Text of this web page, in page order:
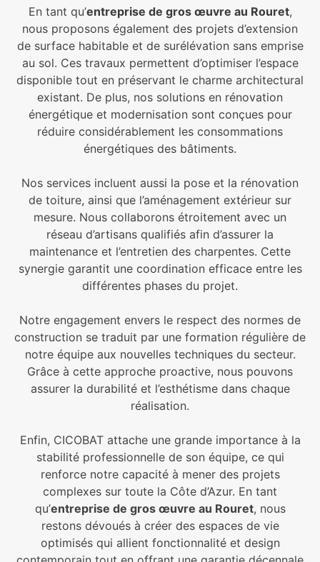
En tant qu’entreprise de gros œuvre au Rouret,
nous proposons également des projets d’extension
de surface habitable et de surélévation sans emprise
au sol. Ces travaux permettent d’optimiser l’espace
disponible tout en préservant le charme architectural
existant. De plus, nos solutions en rénovation
énergétique et modernisation sont conçues pour
réduire considérablement les consommations
énergétiques des bâtiments.
Nos services incluent aussi la pose et la rénovation
de toiture, ainsi que l’aménagement extérieur sur
mesure. Nous collaborons étroitement avec un
réseau d’artisans qualifiés afin d’assurer la
maintenance et l’entretien des charpentes. Cette
synergie garantit une coordination efficace entre les
différentes phases du projet.
Notre engagement envers le respect des normes de
construction se traduit par une formation régulière de
notre équipe aux nouvelles techniques du secteur.
Grâce à cette approche proactive, nous pouvons
assurer la durabilité et l’esthétisme dans chaque
réalisation.
Enfin, CICOBAT attache une grande importance à la
stabilité professionnelle de son équipe, ce qui
renforce notre capacité à mener des projets
complexes sur toute la Côte d’Azur. En tant
qu’entreprise de gros œuvre au Rouret, nous
restons dévoués à créer des espaces de vie
optimisés qui allient fonctionnalité et design